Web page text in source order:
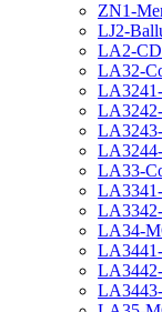
ZN1-
LJ2-
LA2-
LA32-
LA33-
LA34-